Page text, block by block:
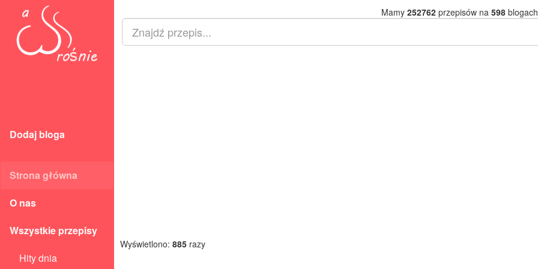
Dodaj bloga
Strona główna
O nas
Wszystkie przepisy
Hity dnia
Mamy 252762przepisów na 598
Wyświetlono: 885 razy